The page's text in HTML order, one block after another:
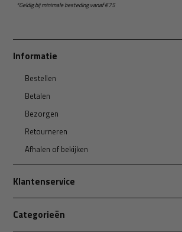
*Geldig bij minimale besteding vanaf €75
Informatie
Bestellen
Betalen
Bezorgen
Retourneren
Afhalen of bekijken
Klantenservice
Categorieën